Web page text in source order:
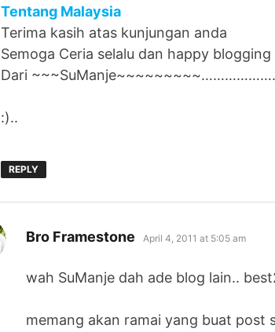
Tentang Malaysia
Terima kasih atas kunjungan anda
Semoga Ceria selalu dan happy blogging
Dari
:)..
REPLY
Bro Framestone says:
April 4, 2011 at 5:05 am
wah SuManje dah ade blog lain..
memang akan ramai yang buat post